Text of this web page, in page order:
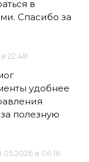
в
Спасибо за
22:48
удобнее
полезную
в 06:16